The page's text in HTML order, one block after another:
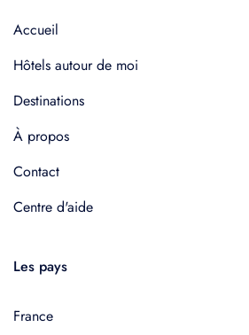
Accueil
Hôtels autour de moi
Destinations
À propos
Contact
Centre d'aide
Les pays
France